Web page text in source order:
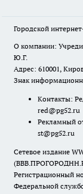
Городской
О компании:
Ю.Г.
Адрес: 610001,
Знак
Контакты:
red@pg52.ru
Рекламный
st@pg52.ru
Сетевое издание
Регистрационный
Федеральной